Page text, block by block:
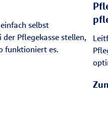
selbst
Pflegekasse stellen,
funktioniert es.